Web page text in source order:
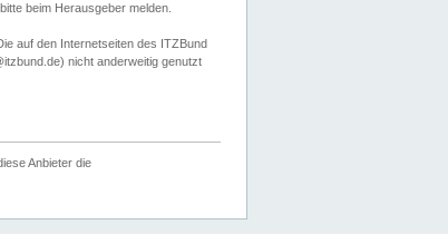
beim Herausgeber melden.
auf den Internetseiten des ITZBund
nicht anderweitig genutzt
Anbieter die